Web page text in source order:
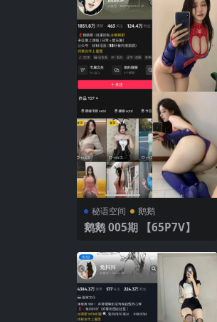
秘语空间 鹅鹅
鹅鹅 005期 【65P7V】